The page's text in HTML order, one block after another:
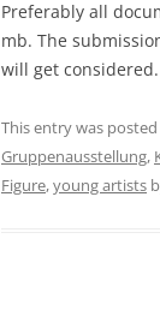
Preferably all
mb. The
will get considered.
This entry was posted
Gruppenausstellung,
Figure,young artists